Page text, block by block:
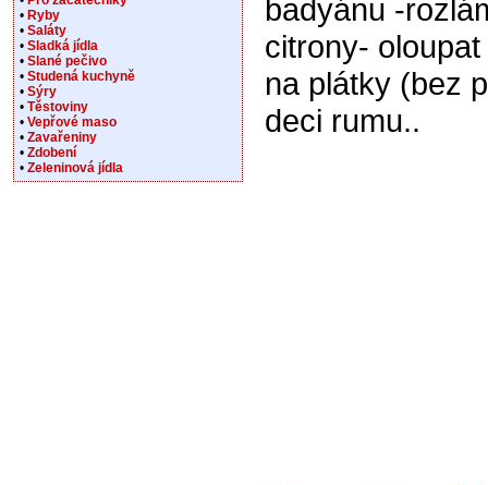
badyánu -
citrony-
na plátky (bez
deci rumu..
• Ryby
• Saláty
• Sladká jídla
• Slané pečivo
• Studená kuchyně
• Sýry
• Těstoviny
• Vepřové maso
• Zavařeniny
• Zdobení
• Zeleninová jídla